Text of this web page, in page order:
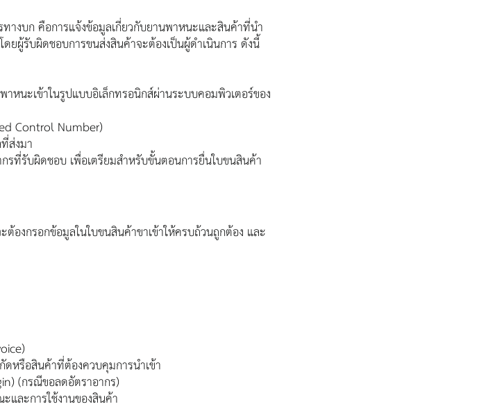
างบก คือการแจ้งข้อมูลเกี่ยวกับยานพาหนะและสินค้าที่นำ
ยผู้รับผิดชอบการขนส่งสินค้าจะต้องเป็นผู้ดำเนินการ ดังนี้
หนะเข้าในรูปแบบอิเล็กทรอนิกส์ผ่านระบบคอมพิวเตอร์ของ
Control Number)
ส่งมา
ที่รับผิดชอบ เพื่อเตรียมสำหรับขั้นตอนการยื่นใบขนสินค้า
องกรอกข้อมูลในใบขนสินค้าขาเข้าให้ครบถ้วนถูกต้อง และ
หรือสินค้าที่ต้องควบคุมการนำเข้า
(กรณีขอลดอัตราอากร)
และการใช้งานของสินค้า